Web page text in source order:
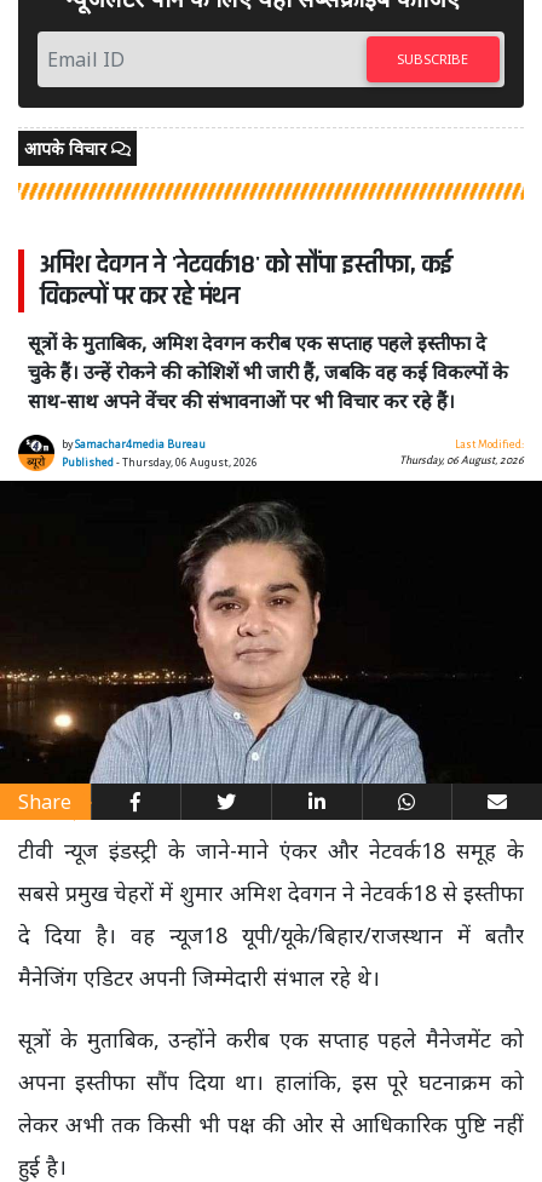
SUBSCRIBE
आपके विचार
अमिश देवगन ने 'नेटवर्क18' को सौंपा इस्तीफा, कई
विकल्पों पर कर रहे मंथन
सूत्रों के मुताबिक, अमिश देवगन करीब एक सप्ताह पहले इस्तीफा दे
चुके हैं। उन्हें रोकने की कोशिशें भी जारी हैं, जबकि वह कई विकल्पों के
साथ-साथ अपने वेंचर की संभावनाओं पर भी विचार कर रहे हैं।
bySamachar4media Bureau
Published- Thursday, 06 August, 2026
Last Modified:
Thursday, 06 August, 2026
Share
टीवी न्यूज इंडस्ट्री के जाने-माने एंकर और नेटवर्क18 समूह के
सबसे प्रमुख चेहरों में शुमार अमिश देवगन ने नेटवर्क18 से इस्तीफा
दे दिया है। वह न्यूज18 यूपी/यूके/बिहार/राजस्थान में बतौर
मैनेजिंग एडिटर अपनी जिम्मेदारी संभाल रहे थे।
सूत्रों के मुताबिक, उन्होंने करीब एक सप्ताह पहले मैनेजमेंट को
अपना इस्तीफा सौंप दिया था। हालांकि, इस पूरे घटनाक्रम को
लेकर अभी तक किसी भी पक्ष की ओर से आधिकारिक पुष्टि नहीं
हुई है।